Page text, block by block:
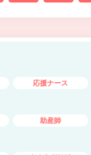
応援ナース
助産師